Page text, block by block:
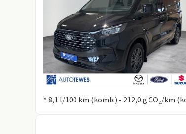
* 8,1 l/100 km (komb.) • 212,0 g CO₂/km